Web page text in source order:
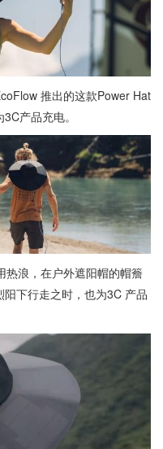
推出的这款Power Hat
产品充电。
热浪，在户外遮阳帽的帽簷
下行走之时，也为3C 产品